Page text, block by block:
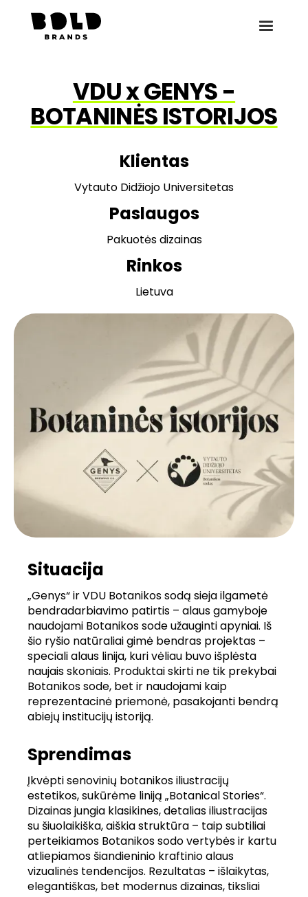
VDU x GENYS -
BOTANINĖS ISTORIJOS
Klientas
Vytauto Didžiojo Universitetas
Paslaugos
Pakuotės dizainas
Rinkos
Lietuva
Situacija
„Genys“ ir VDU Botanikos sodą sieja ilgametė
bendradarbiavimo patirtis – alaus gamyboje
naudojami Botanikos sode užauginti apyniai. Iš
šio ryšio natūraliai gimė bendras projektas –
speciali alaus linija, kuri vėliau buvo išplėsta
naujais skoniais. Produktai skirti ne tik prekybai
Botanikos sode, bet ir naudojami kaip
reprezentacinė priemonė, pasakojanti bendrą
abiejų institucijų istoriją.
Sprendimas
Įkvėpti senovinių botanikos iliustracijų
estetikos, sukūrėme liniją „Botanical Stories“.
Dizainas jungia klasikines, detalias iliustracijas
su šiuolaikiška, aiškia struktūra – taip subtiliai
perteikiamos Botanikos sodo vertybės ir kartu
atliepiamos šiandieninio kraftinio alaus
vizualinės tendencijos. Rezultatas – išlaikytas,
elegantiškas, bet modernus dizainas, tiksliai